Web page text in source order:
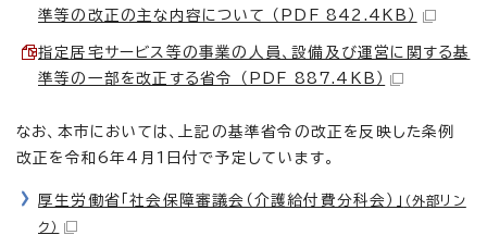
準等の改正の主な内容について （PDF 842.4KB）
指定居宅サービス等の事業の人員、設備及び運営に関する基
準等の一部を改正する省令 （PDF 887.4KB）
なお、本市においては、上記の基準省令の改正を反映した条例
改正を令和6年4月1日付で予定しています。
厚生労働省「社会保障審議会（介護給付費分科会）」 （外部リン
ク）